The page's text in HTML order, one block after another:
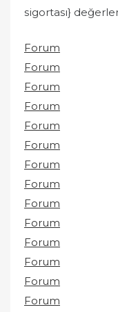
sigortası}
Forum
Forum
Forum
Forum
Forum
Forum
Forum
Forum
Forum
Forum
Forum
Forum
Forum
Forum